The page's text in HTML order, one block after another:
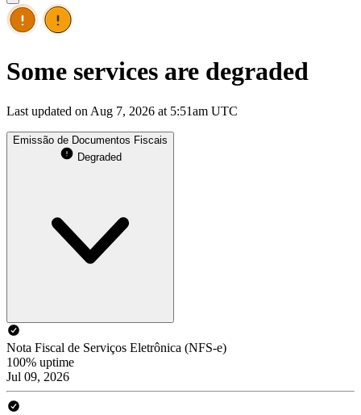
Some services are degraded
Last updated on Aug 7, 2026 at 5:51am UTC
Emissão de Documentos Fiscais
Degraded
Nota Fiscal de Serviços Eletrônica (NFS-e)
100% uptime
Jul 09, 2026